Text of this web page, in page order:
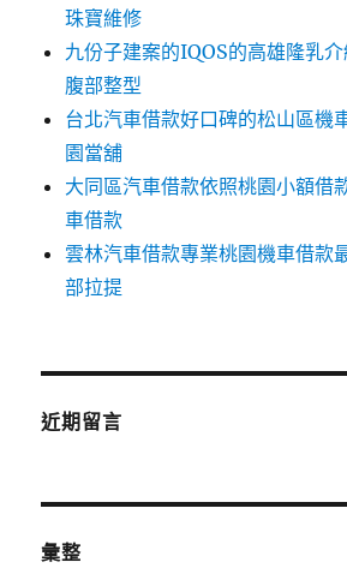
珠寶維修
九份子建案的IQOS的高雄隆乳
腹部整型
台北汽車借款好口碑的松山區機
園當舖
大同區汽車借款依照桃園小額借
車借款
雲林汽車借款專業桃園機車借款
部拉提
近期留言
彙整